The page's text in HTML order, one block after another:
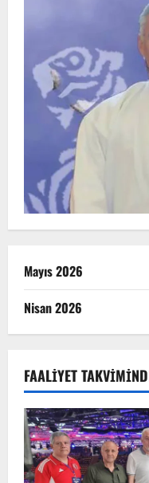
Mayıs 2026
Nisan 2026
FAALIYET